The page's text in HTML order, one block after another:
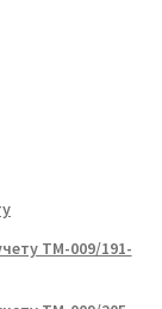
ТМ-009/191-